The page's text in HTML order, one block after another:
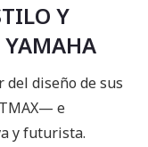
Y
YAMAHA
del diseño de sus
e
y futurista.